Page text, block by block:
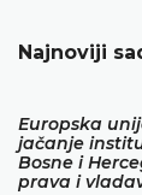
Najnoviji
Europska
jačanje
Bosne i
prava i